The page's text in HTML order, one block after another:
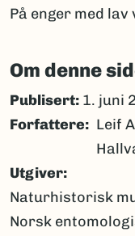
På enger med lav
Om denne
Publisert: 1. juni
Forfattere
Leif
Utgiver
Naturhistorisk
Norsk